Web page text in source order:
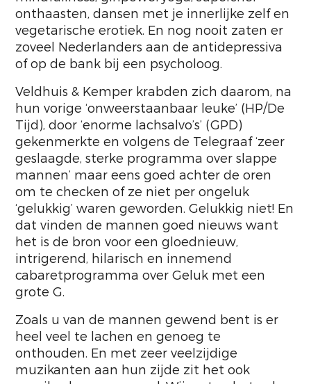
onthaasten, dansen met je innerlijke zelf en
vegetarische erotiek. En nog nooit zaten er
zoveel Nederlanders aan de antidepressiva
of op de bank bij een psycholoog.
Veldhuis & Kemper krabden zich daarom, na
hun vorige ‘onweerstaanbaar leuke’ (HP/De
Tijd), door ‘enorme lachsalvo’s’ (GPD)
gekenmerkte en volgens de Telegraaf ‘zeer
geslaagde, sterke programma over slappe
mannen’ maar eens goed achter de oren
om te checken of ze niet per ongeluk
‘gelukkig’ waren geworden. Gelukkig niet! En
dat vinden de mannen goed nieuws want
het is de bron voor een gloednieuw,
intrigerend, hilarisch en innemend
cabaretprogramma over Geluk met een
grote G.
Zoals u van de mannen gewend bent is er
heel veel te lachen en genoeg te
onthouden. En met zeer veelzijdige
muzikanten aan hun zijde zit het ook